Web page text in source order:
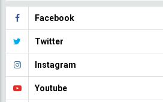
Facebook
Twitter
Instagram
Youtube